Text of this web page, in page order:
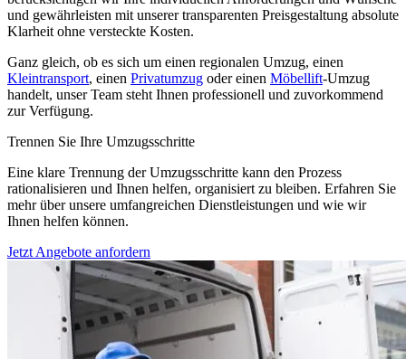
und gewährleisten mit unserer transparenten Preisgestaltung absolute
Klarheit ohne versteckte Kosten.
Ganz gleich, ob es sich um einen regionalen Umzug, einen
Kleintransport, einen Privatumzug oder einen Möbellift-Umzug
handelt, unser Team steht Ihnen professionell und zuvorkommend
zur Verfügung.
Trennen Sie Ihre Umzugsschritte
Eine klare Trennung der Umzugsschritte kann den Prozess
rationalisieren und Ihnen helfen, organisiert zu bleiben. Erfahren Sie
mehr über unsere umfangreichen Dienstleistungen und wie wir
Ihnen helfen können.
Jetzt Angebote anfordern